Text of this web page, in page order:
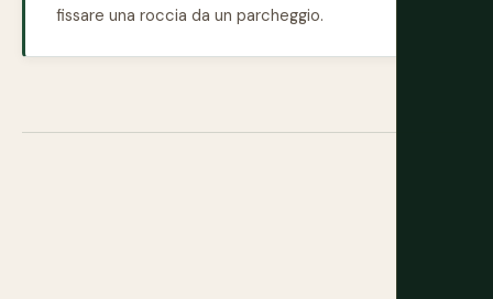
fissare una roccia da un parcheggio.